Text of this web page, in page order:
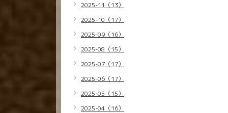
2025-11（13）
2025-10（17）
2025-09（16）
2025-08（15）
2025-07（17）
2025-06（17）
2025-05（15）
2025-04（16）